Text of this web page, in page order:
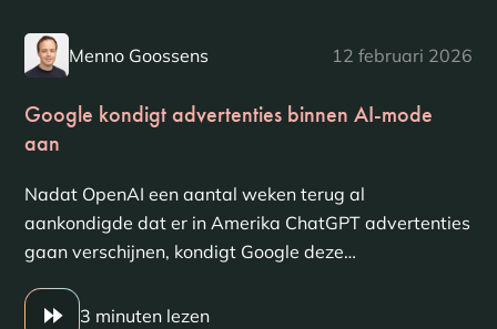
Menno Goossens 12 februari 2026
Google kondigt advertenties binnen AI-mode
aan
Nadat OpenAI een aantal weken terug al
aankondigde dat er in Amerika ChatGPT advertenties
gaan verschijnen, kondigt Google deze…
3 minuten lezen